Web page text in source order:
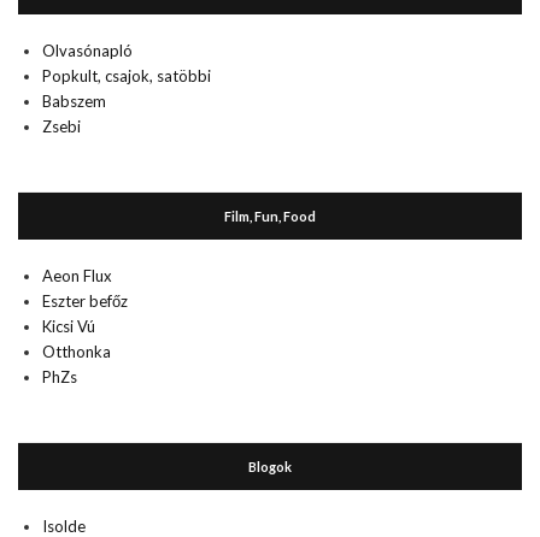
Olvasónapló
Popkult, csajok, satöbbi
Babszem
Zsebi
Film, Fun, Food
Aeon Flux
Eszter befőz
Kicsi Vú
Otthonka
PhZs
Blogok
Isolde